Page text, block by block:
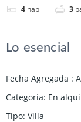
4 hab 3
Lo esencial
Fecha Agregada :
Categoría: En
Tipo: Villa